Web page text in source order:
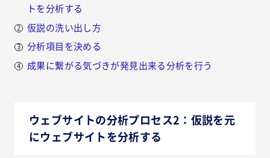
トを分析する
仮説の洗い出し方
分析項目を決める
成果に繋がる気づきが発見出来る分析を行う
ウェブサイトの分析プロセス2：仮説を元
にウェブサイトを分析する